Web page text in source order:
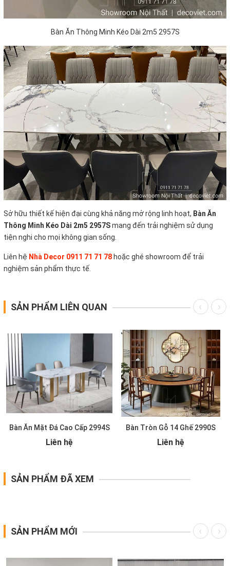
Bàn Ăn Thông Minh Kéo Dài 2m5 2957S
Sở hữu thiết kế hiện đại cùng khả năng mở rộng linh hoạt, Bàn Ăn
Thông Minh Kéo Dài 2m5 2957Smang đến trải nghiệm sử dụng
tiện nghi cho mọi không gian sống.
Liên hệ Nhà Decor 0911 71 71 78 hoặc ghé showroom để trải
nghiệm sản phẩm thực tế.
SẢN PHẨM LIÊN QUAN
Bàn Ăn Mặt Đá Cao Cấp 2994S
Liên hệ
Bàn Tròn Gỗ 14 Ghế 2990S
Liên hệ
SẢN PHẨM ĐÃ XEM
SẢN PHẨM MỚI